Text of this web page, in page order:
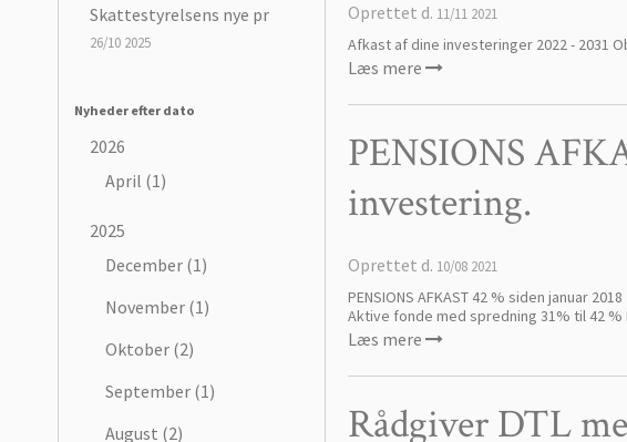
Skattestyrelsens nye pr
26/10 2025
Nyheder efter dato
2026
April (1)
2025
December (1)
November (1)
Oktober (2)
September (1)
August (2)
Oprettet d. 11/11 2021
Afkast af dine investeringer 2022 - 2031
Læs mere
PENSIONS
investering.
Oprettet d. 10/08 2021
PENSIONS AFKAST 42 % siden januar
Aktive fonde med spredning 31% til 42 %
Læs mere
Rådgiver DTL